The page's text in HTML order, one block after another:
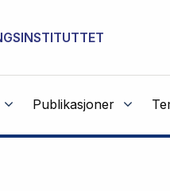
Publikasjoner